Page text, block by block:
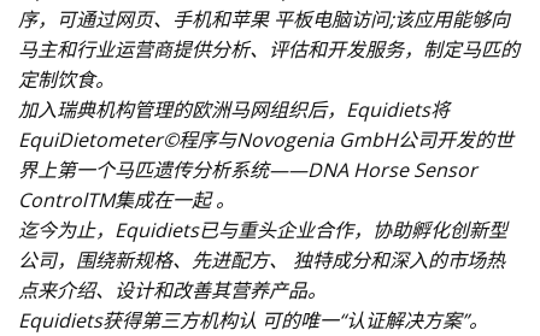
序，可通过网页、手机和苹果 平板电脑访问;该应用能够向
马主和行业运营商提供分析、评估和开发服务，制定马匹的
定制饮食。
加入瑞典机构管理的欧洲马网组织后，Equidiets将
EquiDietometer©程序与Novogenia GmbH公司开发的世
界上第一个马匹遗传分析系统——DNA Horse Sensor
ControlTM集成在一起 。
迄今为止，Equidiets已与重头企业合作，协助孵化创新型
公司，围绕新规格、先进配方、 独特成分和深入的市场热
点来介绍、设计和改善其营养产品。
Equidiets获得第三方机构认 可的唯一“认证解决方案”。